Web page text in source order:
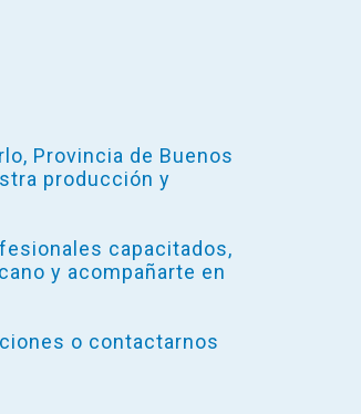
Provincia de Buenos
producción y
capacitados,
y acompañarte en
o contactarnos